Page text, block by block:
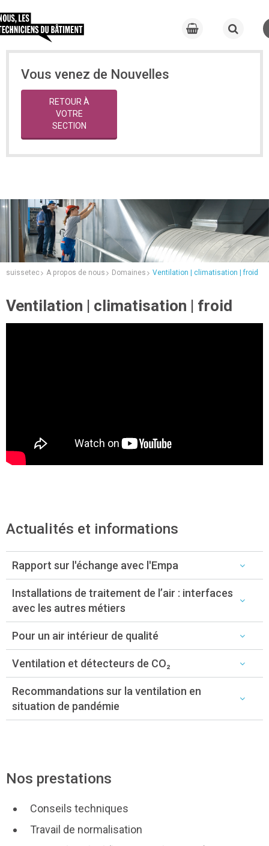
Vous venez de Nouvelles
RETOUR À
VOTRE
SECTION
suissetec A propos de nous Domaines Ventilation | climatisation | froid
Ventilation | climatisation | froid
Actualités et informations
Rapport sur l'échange avec l'Empa
Installations de traitement de l’air : interfaces
avec les autres métiers
Pour un air intérieur de qualité
Ventilation et détecteurs de CO₂
Recommandations sur la ventilation en
situation de pandémie
Nos prestations
Conseils techniques
Travail de normalisation